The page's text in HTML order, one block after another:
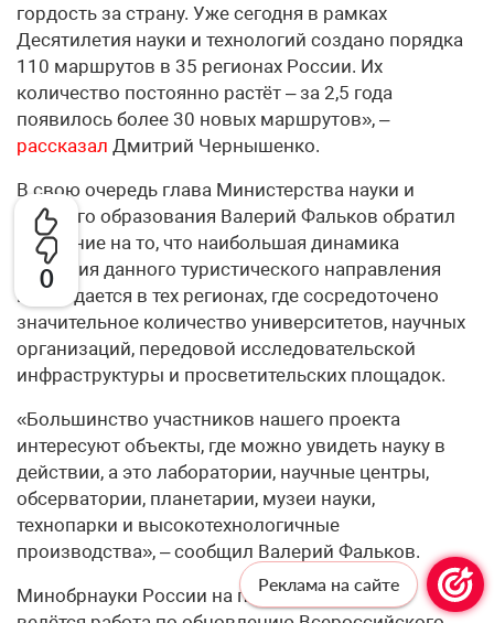
0
гордость за страну. Уже сегодня в рамках
Десятилетия науки и технологий создано порядка
110 маршрутов в 35 регионах России. Их
количество постоянно растёт – за 2,5 года
появилось более 30 новых маршрутов», –
рассказал Дмитрий Чернышенко.
В свою очередь глава Министерства науки и
высшего образования Валерий Фальков обратил
внимание на то, что наибольшая динамика
развития данного туристического направления
наблюдается в тех регионах, где сосредоточено
значительное количество университетов, научных
организаций, передовой исследовательской
инфраструктуры и просветительских площадок.
«Большинство участников нашего проекта
интересуют объекты, где можно увидеть науку в
действии, а это лаборатории, научные центры,
обсерватории, планетарии, музеи науки,
технопарки и высокотехнологичные
производства», – сообщил Валерий Фальков.
Минобрнауки России на постоянной основе
Реклама на сайте